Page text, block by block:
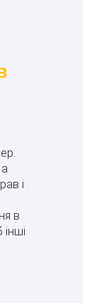
і
в